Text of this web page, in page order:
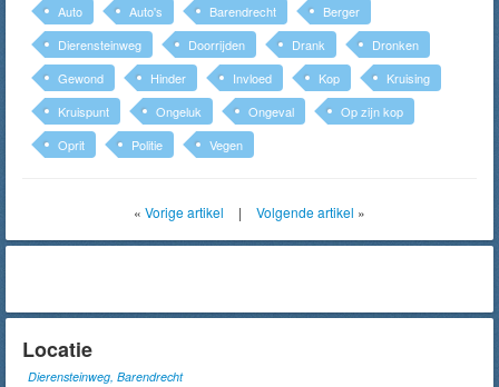
Auto
Auto's Barendrecht
Berger
Dierensteinweg
Doorrijden Drank
Dronken
Gewond
Hinder Invloed Kop
Kruising
Kruispunt
Ongeluk Ongeval
Op zijn kop
Oprit
Politie Vegen
« Vorige artikel | Volgende artikel »
Locatie
Dierensteinweg, Barendrecht